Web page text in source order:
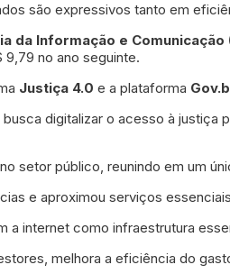
são expressivos tanto em
da Informação e Comunicação
no ano seguinte.
Justiça 4.0 e a plataforma
busca digitalizar o acesso à justiça
setor público, reunindo em um
e aproximou serviços
internet como infraestrutura
melhora a eficiência do